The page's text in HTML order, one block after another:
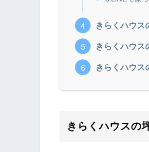
きらくハウス
きらくハウス
きらくハウス
きらくハウスの